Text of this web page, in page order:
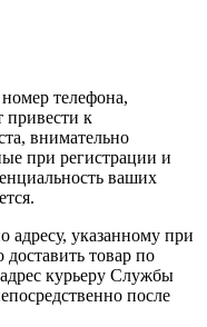
телефона,
привести к
внимательно
при регистрации и
ваших
адресу, указанному при
товар по
курьеру Службы
после